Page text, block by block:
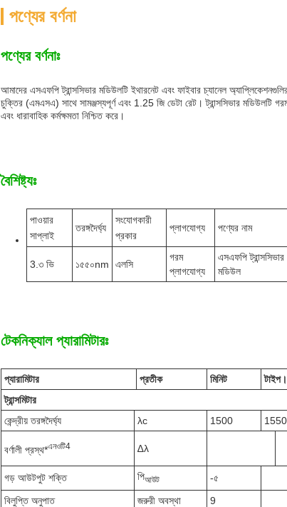
পণ্যের বর্ণনা
পণ্যের বর্ণনাঃ
আমাদের এসএফপি ট্রান্সসিভার মডিউলটি ইথারনেট এবং ফাইবার চ্যানেল
চুক্তির (এমএসএ) সাথে সামঞ্জস্যপূর্ণ এবং 1.25 জি ডেটা রেট। ট্রান্সসিভার মডিউলটি
এবং ধারাবাহিক কর্মক্ষমতা নিশ্চিত করে।
বৈশিষ্ট্যঃ
পাওয়ার
সাপ্লাই
তরঙ্গদৈর্ঘ্য
সংযোগকারী
প্রকার
প্লাগযোগ্য পণ্যের নাম
3.৩ ভি ১৫৫০nm এলসি
গরম
প্লাগযোগ্য
এসএফপি ট্রান্সসিভার
মডিউল
টেকনিক্যাল প্যারামিটারঃ
প্যারামিটার প্রতীক মিনিট টাইপ।
ট্রান্সমিটার
কেন্দ্রীয় তরঙ্গদৈর্ঘ্য
λc 1500 1550
বর্ণালী প্রস্থ*এনওটি4 ∆λ
গড় আউটপুট শক্তি
পিআউট -৫
বিলুপ্তি অনুপাত
জরুরী অবস্থা 9